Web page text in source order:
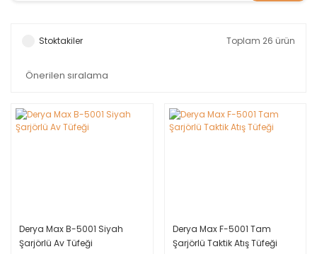
Stoktakiler Toplam 26 ürün
Derya Max B-5001 Siyah
Şarjörlü Av Tüfeği
Derya Max F-5001 Tam
Şarjörlü Taktik Atış Tüfeği